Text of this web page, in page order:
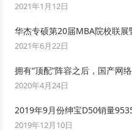
2021年1月12日
华杰专硕第20届MBA院校联
2021年6月22日
拥有“顶配”阵容之后，国产网
2020年4月24日
2019年9月份绅宝D50销量
2019年12月10日